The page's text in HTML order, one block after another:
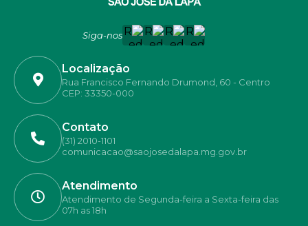
Siga-nos
Localização
Rua Francisco Fernando Drumond, 60 - Centro
CEP: 33350-000
Contato
(31) 2010-1101
comunicacao@saojosedalapa.mg.gov.br
Atendimento
Atendimento de Segunda-feira a Sexta-feira das
07h as 18h